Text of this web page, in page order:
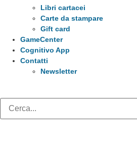
Libri cartacei
Carte da stampare
Gift card
GameCenter
Cognitivo App
Contatti
Newsletter